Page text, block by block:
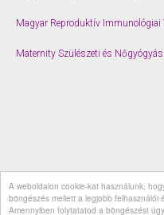
A weboldalon cookie-kat használunk,
böngészés mellett a legjobb felhasználói
Amennyiben folytatatod a böngészést
Magyar Reproduktív Immunológiai
Maternity Szülészeti és
© 2026 drberes.hu |Impresszum